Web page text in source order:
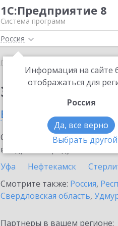
1С:Предприятие 8
Система программ
Россия
Информация на сайте
отображаться для
Россия
Да, все верно
Выбрать другой
Главная
Заказать
в Мелеузе
Ознакомьтесь с
внедрение продукта.
Уфа
Нефтекамск
Смотрите также: Россия,
Свердловская область,
Партнеры в вашем регионе: